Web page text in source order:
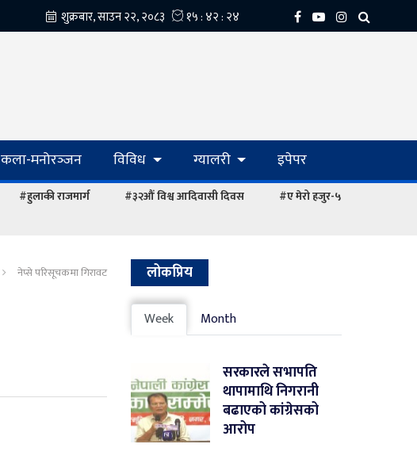
कला-मनोरञ्‍जन विविध ग्यालरी इपेपर
#हुलाकी राजमार्ग #३२औं विश्व आदिवासी दिवस
#ए मेरो हजुर-५
नेप्से परिसूचकमा गिरावट लोकप्रिय
Week Month
सरकारले सभापति
थापामाथि निगरानी
बढाएको कांग्रेसको
आरोप